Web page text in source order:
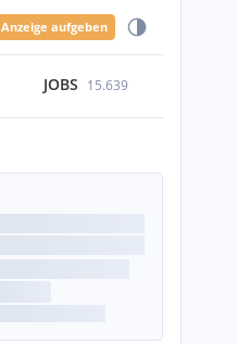
aufgeben
JOBS 15.639